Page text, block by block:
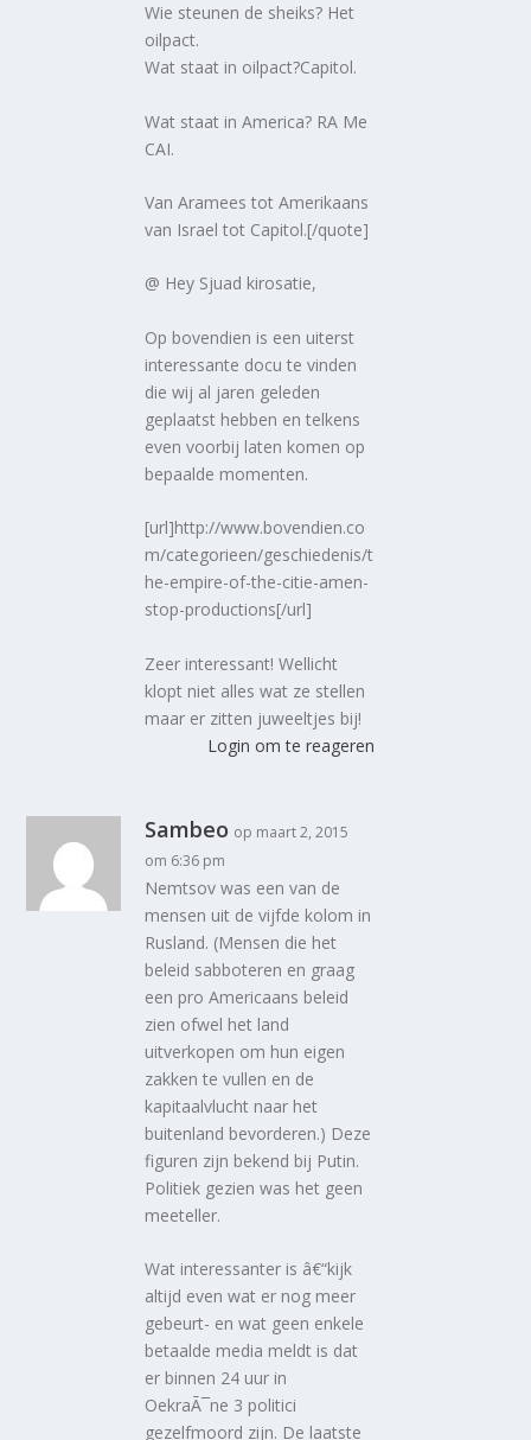
Wie steunen de sheiks? Het
oilpact.
Wat staat in oilpact?Capitol.
Wat staat in America? RA Me
CAI.
Van Aramees tot Amerikaans
van Israel tot Capitol.[/quote]
@ Hey Sjuad kirosatie,
Op bovendien is een uiterst
interessante docu te vinden
die wij al jaren geleden
geplaatst hebben en telkens
even voorbij laten komen op
bepaalde momenten.
[url]http://www.bovendien.co
m/categorieen/geschiedenis/t
he-empire-of-the-citie-amen-
stop-productions[/url]
Zeer interessant! Wellicht
klopt niet alles wat ze stellen
maar er zitten juweeltjes bij!
Login om te reageren
Sambeo op maart 2, 2015
om 6:36 pm
Nemtsov was een van de
mensen uit de vijfde kolom in
Rusland. (Mensen die het
beleid sabboteren en graag
een pro Americaans beleid
zien ofwel het land
uitverkopen om hun eigen
zakken te vullen en de
kapitaalvlucht naar het
buitenland bevorderen.) Deze
figuren zijn bekend bij Putin.
Politiek gezien was het geen
meeteller.
Wat interessanter is â€“kijk
altijd even wat er nog meer
gebeurt- en wat geen enkele
betaalde media meldt is dat
er binnen 24 uur in
OekraÃ¯ne 3 politici
gezelfmoord zijn. De laatste